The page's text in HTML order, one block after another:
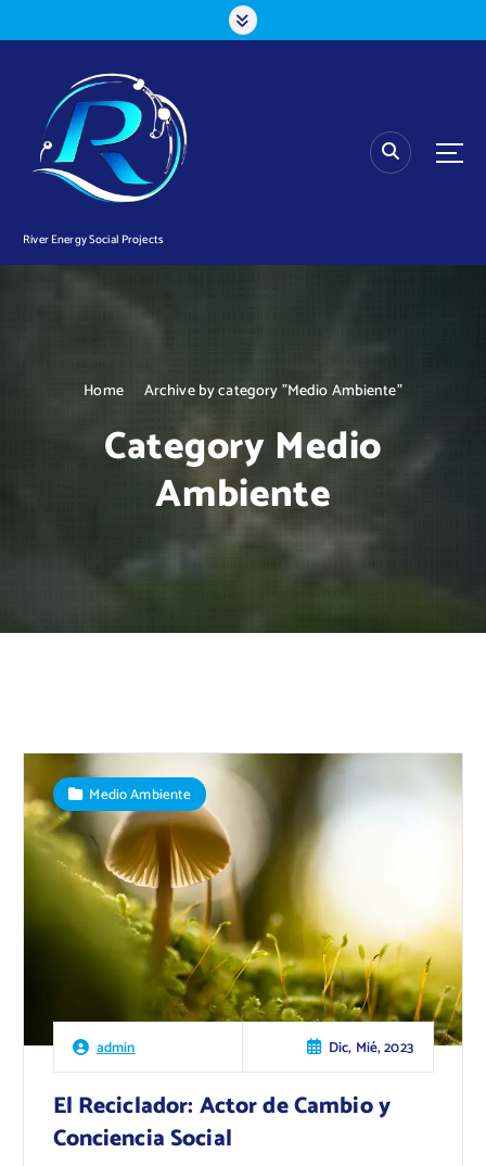
k
n
River Energy Social Projects
Home Archive by category "Medio Ambiente"
Category Medio
Ambiente
admin Dic, Mié, 2023
Medio Ambiente
El Reciclador: Actor de Cambio y
Conciencia Social